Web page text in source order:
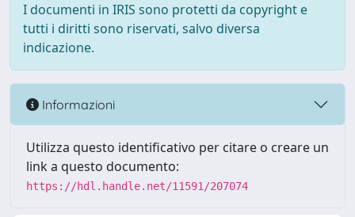
I documenti in IRIS sono protetti da copyright e
tutti i diritti sono riservati, salvo diversa
indicazione.
Informazioni
Utilizza questo identificativo per citare o creare un
link a questo documento:
https://hdl.handle.net/11591/207074